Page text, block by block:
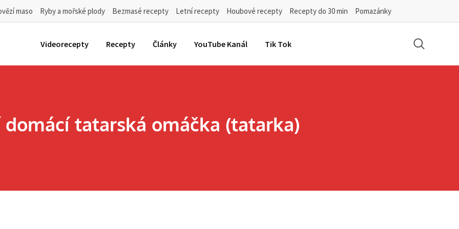
maso Ryby a mořské plody Bezmasé recepty Letní recepty Houbové recepty Recepty do 30 min Pomazánky
Videorecepty Recepty Články YouTube Kanál Tik Tok
domácí tatarská omáčka (tatarka)